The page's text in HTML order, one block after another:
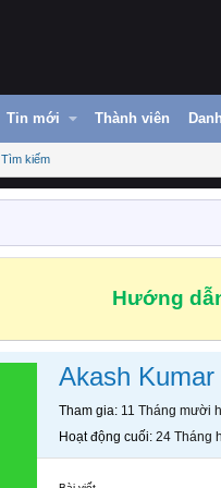
Tin mới Thành viên
Tìm kiếm
Hướng
Akash Kumar
Tham gia 11 Tháng mười
Hoạt động cuối 24 Tháng